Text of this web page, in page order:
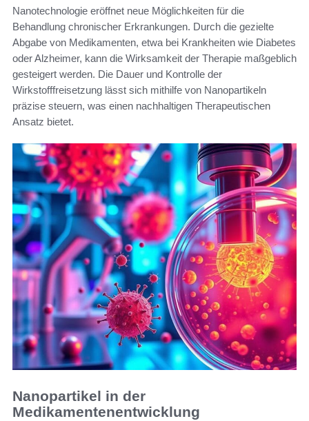
Nanotechnologie eröffnet neue Möglichkeiten für die
Behandlung chronischer Erkrankungen. Durch die gezielte
Abgabe von Medikamenten, etwa bei Krankheiten wie Diabetes
oder Alzheimer, kann die Wirksamkeit der Therapie maßgeblich
gesteigert werden. Die Dauer und Kontrolle der
Wirkstofffreisetzung lässt sich mithilfe von Nanopartikeln
präzise steuern, was einen nachhaltigen Therapeutischen
Ansatz bietet.
Nanopartikel in der
Medikamentenentwicklung